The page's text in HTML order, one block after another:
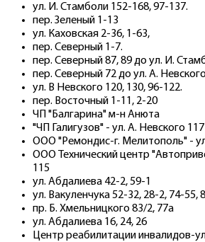
ул. И. Стамболи 152-168, 97-137.
пер. Зеленый 1-13
ул. Каховская 2-36, 1-63,
пер. Северный 1-7.
пер. Северный 87, 89 до ул. И.
пер. Северный 72 до ул. А. Невского
ул. В Невского 120, 130, 96-122.
пер. Восточный 1-11, 2-20
ЧП "Балгарина" м-н Анюта
"ЧП Галигузов" - ул. А. Невского 117
ООО "Ремондис-г. Мелитополь" -
ООО Технический центр
115
ул. Абдалиева 42-2, 59-1
ул. Вакуленчука 52-32, 28-2, 74-55,
пр. Б. Хмельницкого 83/2, 77а
ул. Абдалиева 16, 24, 26
Центр реабилитации инвалидов-